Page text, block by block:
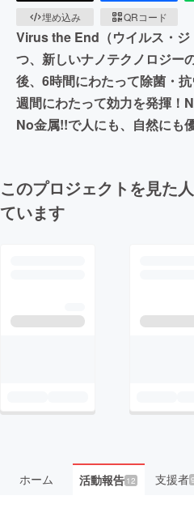
埋め込み
QRコード
Virus the End（ウイルス・
つ、新しいナノテクノロジー
後、6時間にわたって除菌・
週間にわたって効力を発揮！
No金属!!で人にも、自然にも
このプロジェクトを見た
ています
ホーム 活動報告12 支援者